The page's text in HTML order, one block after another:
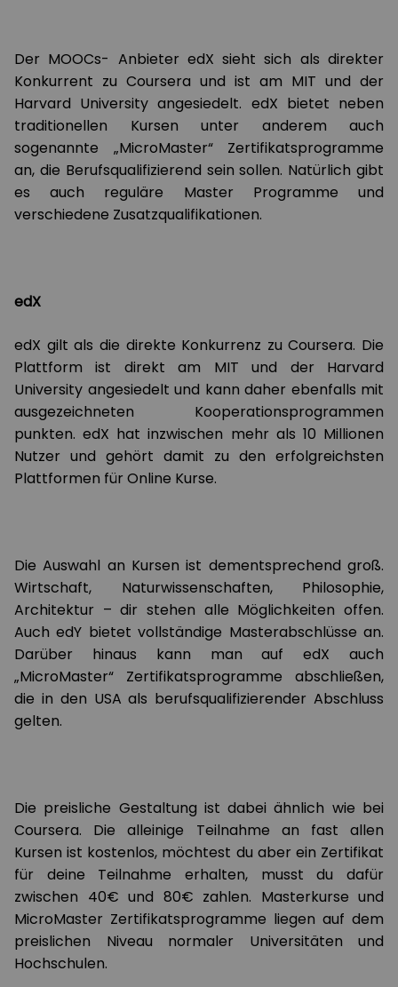
Der MOOCs- Anbieter edX sieht sich als direkter
Konkurrent zu Coursera und ist am MIT und der
Harvard University angesiedelt. edX bietet neben
traditionellen Kursen unter anderem auch
sogenannte „MicroMaster“ Zertifikatsprogramme
an, die Berufsqualifizierend sein sollen. Natürlich gibt
es auch reguläre Master Programme und
verschiedene Zusatzqualifikationen.
edX
edX gilt als die direkte Konkurrenz zu Coursera. Die
Plattform ist direkt am MIT und der Harvard
University angesiedelt und kann daher ebenfalls mit
ausgezeichneten Kooperationsprogrammen
punkten. edX hat inzwischen mehr als 10 Millionen
Nutzer und gehört damit zu den erfolgreichsten
Plattformen für Online Kurse.
Die Auswahl an Kursen ist dementsprechend groß.
Wirtschaft, Naturwissenschaften, Philosophie,
Architektur – dir stehen alle Möglichkeiten offen.
Auch edY bietet vollständige Masterabschlüsse an.
Darüber hinaus kann man auf edX auch
„MicroMaster“ Zertifikatsprogramme abschließen,
die in den USA als berufsqualifizierender Abschluss
gelten.
Die preisliche Gestaltung ist dabei ähnlich wie bei
Coursera. Die alleinige Teilnahme an fast allen
Kursen ist kostenlos, möchtest du aber ein Zertifikat
für deine Teilnahme erhalten, musst du dafür
zwischen 40€ und 80€ zahlen. Masterkurse und
MicroMaster Zertifikatsprogramme liegen auf dem
preislichen Niveau normaler Universitäten und
Hochschulen.